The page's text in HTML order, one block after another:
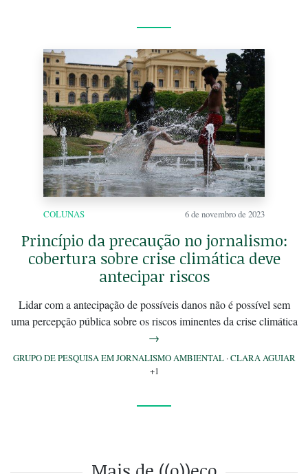
COLUNAS 6 de novembro de 2023
Princípio da precaução no jornalismo:
cobertura sobre crise climática deve
antecipar riscos
Lidar com a antecipação de possíveis danos não é possível sem
uma percepção pública sobre os riscos iminentes da crise climática
→
GRUPO DE PESQUISA EM JORNALISMO AMBIENTAL·CLARA AGUIAR
+1